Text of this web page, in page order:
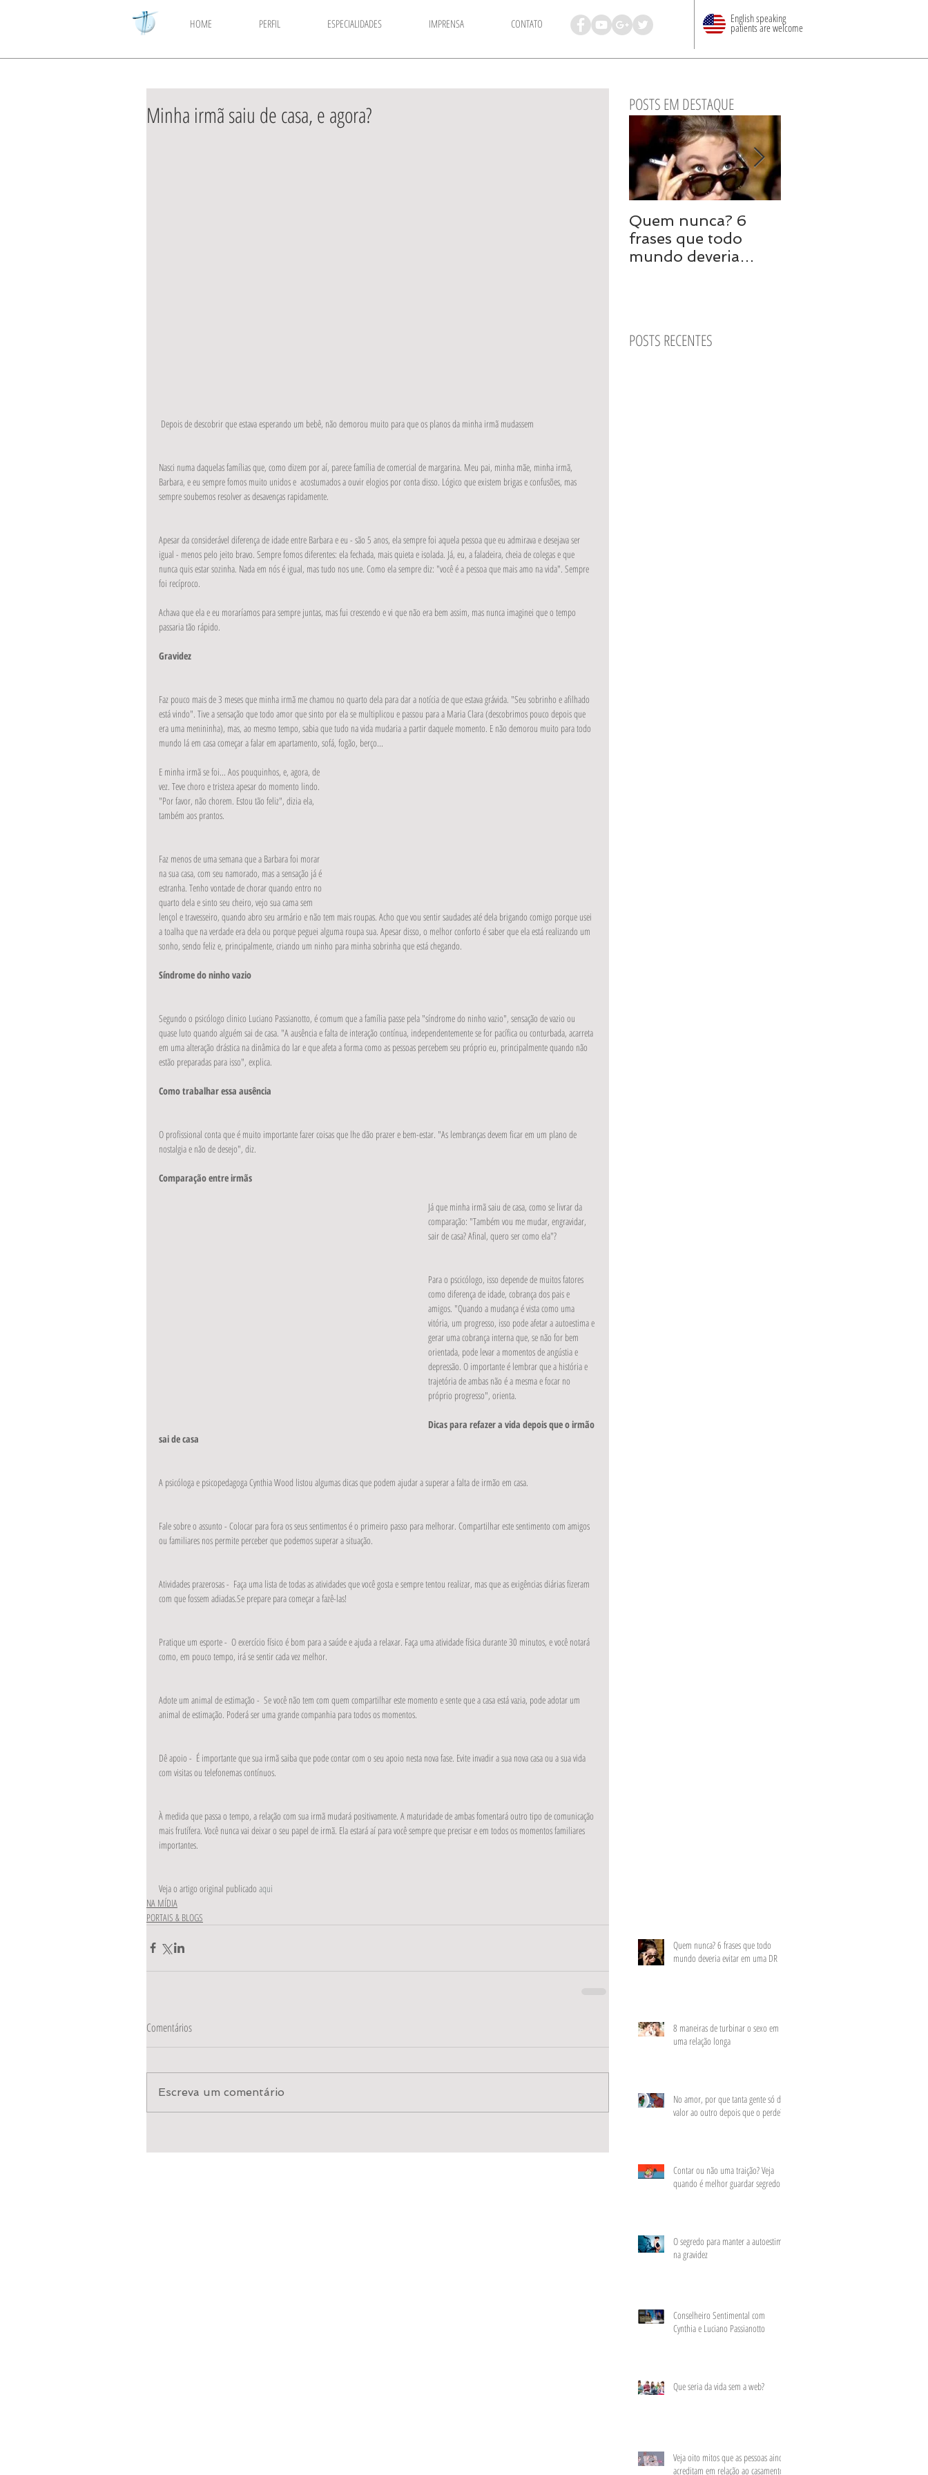
HOME PERFIL ESPECIALIDADES IMPRENSA CONTATO English speaking
patients are welcome
​​Minha irmã saiu de casa, e agora?
Depois de descobrir que estava esperando um bebê, não demorou muito para que os planos da minha irmã mudassem
Nasci numa daquelas famílias que, como dizem por aí, parece família de comercial de margarina. Meu pai, minha mãe, minha irmã,
Barbara, e eu sempre fomos muito unidos e  acostumados a ouvir elogios por conta disso. Lógico que existem brigas e confusões, mas
sempre soubemos resolver as desavenças rapidamente.
Apesar da considerável diferença de idade entre Barbara e eu - são 5 anos, ela sempre foi aquela pessoa que eu admirava e desejava ser
igual - menos pelo jeito bravo. Sempre fomos diferentes: ela fechada, mais quieta e isolada. Já, eu, a faladeira, cheia de colegas e que
nunca quis estar sozinha. Nada em nós é igual, mas tudo nos une. Como ela sempre diz: "você é a pessoa que mais amo na vida". Sempre
foi recíproco.
Achava que ela e eu moraríamos para sempre juntas, mas fui crescendo e vi que não era bem assim, mas nunca imaginei que o tempo
passaria tão rápido.
Gravidez
Faz pouco mais de 3 meses que minha irmã me chamou no quarto dela para dar a notícia de que estava grávida. "Seu sobrinho e afilhado
está vindo". Tive a sensação que todo amor que sinto por ela se multiplicou e passou para a Maria Clara (descobrimos pouco depois que
era uma menininha), mas, ao mesmo tempo, sabia que tudo na vida mudaria a partir daquele momento. E não demorou muito para todo
mundo lá em casa começar a falar em apartamento, sofá, fogão, berço...
E minha irmã se foi... Aos pouquinhos, e, agora, de
vez. Teve choro e tristeza apesar do momento lindo.
"Por favor, não chorem. Estou tão feliz", dizia ela,
também aos prantos.
Faz menos de uma semana que a Barbara foi morar
na sua casa, com seu namorado, mas a sensação já é
estranha. Tenho vontade de chorar quando entro no
quarto dela e sinto seu cheiro, vejo sua cama sem
lençol e travesseiro, quando abro seu armário e não tem mais roupas. Acho que vou sentir saudades até dela brigando comigo porque usei
a toalha que na verdade era dela ou porque peguei alguma roupa sua. Apesar disso, o melhor conforto é saber que ela está realizando um
sonho, sendo feliz e, principalmente, criando um ninho para minha sobrinha que está chegando.
Síndrome do ninho vazio
Segundo o psicólogo clinico Luciano Passianotto, é comum que a família passe pela "síndrome do ninho vazio", sensação de vazio ou
quase luto quando alguém sai de casa. "A ausência e falta de interação contínua, independentemente se for pacífica ou conturbada, acarreta
em uma alteração drástica na dinâmica do lar e que afeta a forma como as pessoas percebem seu próprio eu, principalmente quando não
estão preparadas para isso", explica.
Como trabalhar essa ausência
O profissional conta que é muito importante fazer coisas que lhe dão prazer e bem-estar. "As lembranças devem ficar em um plano de
nostalgia e não de desejo", diz.
Comparação entre irmãs
Já que minha irmã saiu de casa, como se livrar da
comparação: "Também vou me mudar, engravidar,
sair de casa? Afinal, quero ser como ela"?
Para o pscicólogo, isso depende de muitos fatores
como diferença de idade, cobrança dos pais e
amigos. "Quando a mudança é vista como uma
vitória, um progresso, isso pode afetar a autoestima e
gerar uma cobrança interna que, se não for bem
orientada, pode levar a momentos de angústia e
depressão. O importante é lembrar que a história e
trajetória de ambas não é a mesma e focar no
próprio progresso", orienta.
Dicas para refazer a vida depois que o irmão
sai de casa
A psicóloga e psicopedagoga Cynthia Wood listou algumas dicas que podem ajudar a superar a falta de irmão em casa.
Fale sobre o assunto - Colocar para fora os seus sentimentos é o primeiro passo para melhorar. Compartilhar este sentimento com amigos
ou familiares nos permite perceber que podemos superar a situação.
Atividades prazerosas -  Faça uma lista de todas as atividades que você gosta e sempre tentou realizar, mas que as exigências diárias fizeram
com que fossem adiadas.Se prepare para começar a fazê-las!
Pratique um esporte -  O exercício físico é bom para a saúde e ajuda a relaxar. Faça uma atividade física durante 30 minutos, e você notará
como, em pouco tempo, irá se sentir cada vez melhor.
Adote um animal de estimação -  Se você não tem com quem compartilhar este momento e sente que a casa está vazia, pode adotar um
animal de estimação. Poderá ser uma grande companhia para todos os momentos.
Dê apoio -  É importante que sua irmã saiba que pode contar com o seu apoio nesta nova fase. Evite invadir a sua nova casa ou a sua vida
com visitas ou telefonemas contínuos.
À medida que passa o tempo, a relação com sua irmã mudará positivamente. A maturidade de ambas fomentará outro tipo de comunicação
mais frutífera. Você nunca vai deixar o seu papel de irmã. Ela estará aí para você sempre que precisar e em todos os momentos familiares
importantes.​​
Veja o artigo original publicado aqui
NA MÍDIA
PORTAIS & BLOGS
Comentários
Escreva um comentário
POSTS EM DESTAQUE
Quem nunca? 6
frases que todo
mundo deveria
POSTS RECENTES
Quem nunca? 6 frases que todo
mundo deveria evitar em uma DR
8 maneiras de turbinar o sexo em
uma relação longa
No amor, por que tanta gente só dá
valor ao outro depois que o perde?
Contar ou não uma traição? Veja
quando é melhor guardar segredo
​O segredo para manter a autoestima
na gravidez
Conselheiro Sentimental com
Cynthia e Luciano Passianotto
​Que seria da vida sem a web?
Veja oito mitos que as pessoas ainda
acreditam em relação ao casamento